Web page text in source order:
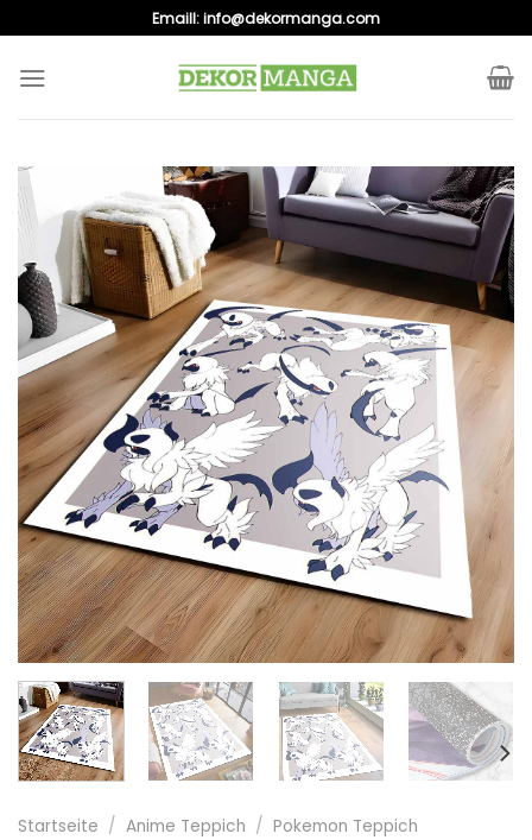
to
content
Emaill:info@dekormanga.com
Startseite / Anime Teppich / Pokemon Teppich